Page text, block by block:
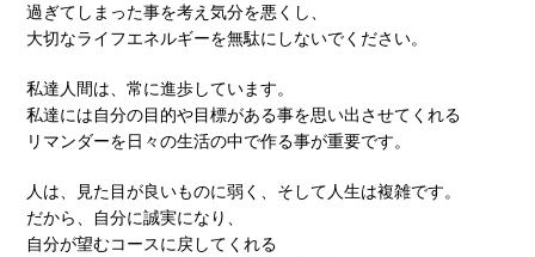
過ぎてしまった事を考え気分を悪くし、
大切なライフエネルギーを無駄にしないでください。
私達人間は、常に進歩しています。
私達には自分の目的や目標がある事を思い出させてくれる
リマンダーを日々の生活の中で作る事が重要です。
人は、見た目が良いものに弱く、そして人生は複雑です。
だから、自分に誠実になり、
自分が望むコースに戻してくれる